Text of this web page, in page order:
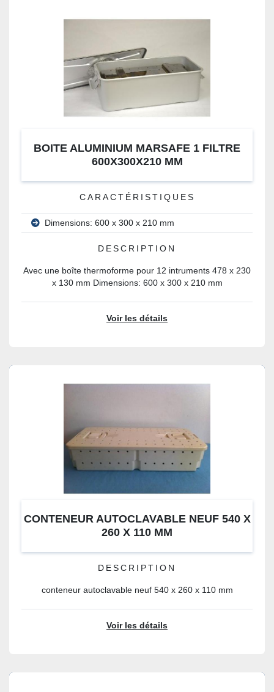
BOITE ALUMINIUM MARSAFE 1 FILTRE
600X300X210 MM
CARACTÉRISTIQUES
Dimensions: 600 x 300 x 210 mm
DESCRIPTION
Avec une boîte thermoforme pour 12 intruments 478 x 230
x 130 mm Dimensions: 600 x 300 x 210 mm
Voir les détails
CONTENEUR AUTOCLAVABLE NEUF 540 X
260 X 110 MM
DESCRIPTION
conteneur autoclavable neuf 540 x 260 x 110 mm
Voir les détails